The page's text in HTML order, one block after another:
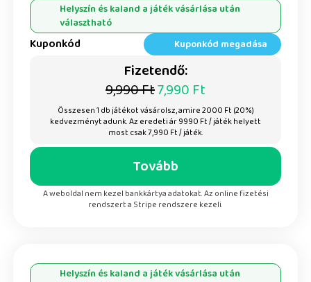
Helyszín és kaland a játék vásárlása után
választható
Kuponkód Kuponkód megadása
Fizetendő:
9,990 Ft7,990 Ft
Összesen1 db játékot vásárolsz, amire2000 Ft (20%)
kedvezményt adunk.Az eredeti ár9990 Ft / játék helyett
most csak7,990 Ft / játék.
Tovább
A weboldal nem kezel bankkártya adatokat. Az online fizetési
rendszert a Stripe rendszere kezeli.
Helyszín és kaland a játék vásárlása után